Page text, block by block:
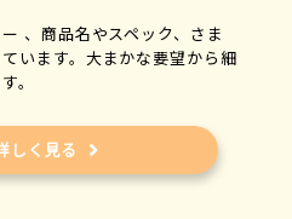
、商品名やスペック、さま
います。大まかな要望から細
。
しく見る